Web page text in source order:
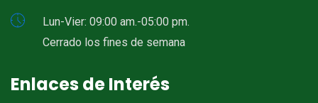
Lun-Vier: 09:00 am.-05:00 pm.
Cerrado los fines de semana
Enlaces de Interés